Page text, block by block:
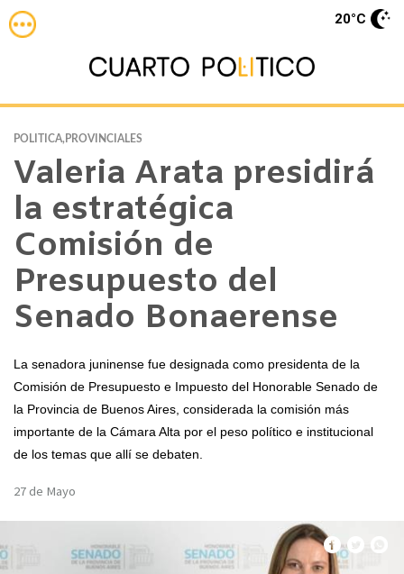
20°C
POLITICA,PROVINCIALES
Valeria Arata presidirá
la estratégica
Comisión de
Presupuesto del
Senado Bonaerense
La senadora juninense fue designada como presidenta de la
Comisión de Presupuesto e Impuesto del Honorable Senado de
la Provincia de Buenos Aires, considerada la comisión más
importante de la Cámara Alta por el peso político e institucional
de los temas que allí se debaten.
27 de Mayo